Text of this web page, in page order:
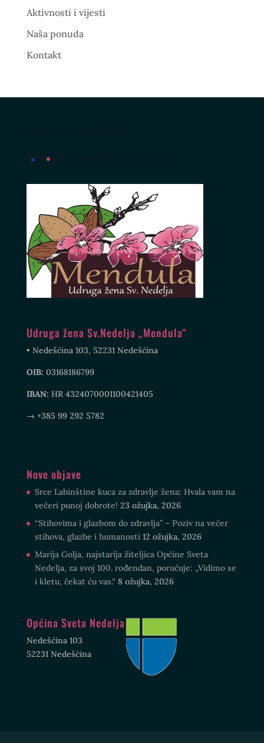
Aktivnosti i vijesti
Naša ponuda
Kontakt
Udruga žena Sv.Nedelja „Mendula“
• Nedešćina 103, 52231 Nedešćina
OIB: 03168186799
IBAN: HR 4324070001100421405
→ +385 99 292 5782
Nove objave
Srce Labinštine kuca za zdravlje žena: Hvala vam na
večeri punoj dobrote! 23 ožujka, 2026
“Stihovima i glazbom do zdravlja” – Poziv na večer
stihova, glazbe i humanosti 12 ožujka, 2026
Marija Golja, najstarija žiteljica Općine Sveta
Nedelja, za svoj 100. rođendan, poručuje: „Vidimo se
i kletu, čekat ću vas.“ 8 ožujka, 2026
Općina Sveta Nedelja
Nedešćina 103
52231 Nedešćina